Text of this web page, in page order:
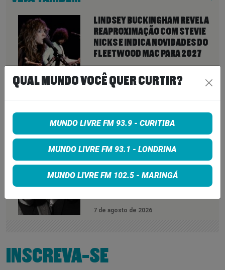
LINDSEY BUCKINGHAM REVELA
REAPROXIMAÇÃO COM STEVIE
NICKS E INDICA NOVIDADES DO
FLEETWOOD MAC PARA 2027
7 de agosto de 2026
NEIL YOUNG ANUNCIA ÁLBUM
‘SECOND SONG’ E LANÇA FAIXA
NOVA FASE COM OS CHROME
PETER KATSIS, EMPRESÁRIO DO
KORN, LIMP BIZKIT E SMASHING
PUMPKINS, MORRE AOS 69 ANOS
7 de agosto de 2026
INSCREVA-SE
QUAL MUNDO VOCÊ QUER CURTIR?
MUNDO LIVRE FM 93.9 - CURITIBA
MUNDO LIVRE FM 93.1 - LONDRINA
MUNDO LIVRE FM 102.5 - MARINGÁ